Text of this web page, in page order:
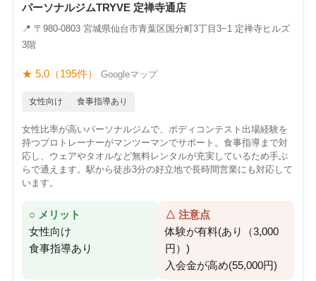
パーソナルジムTRYVE 定禅寺通店
📍 〒980-0803 宮城県仙台市青葉区国分町3丁目3−1 定禅寺ヒルズ
3階
★ 5.0（195件） Googleマップ
女性向け 食事指導あり
女性比率が高いパーソナルジムで、ボディコンテスト出場経験を
持つプロトレーナーがマンツーマンでサポート。食事指導まで対
応し、ウェアやタオルなど無料レンタルが充実しているため手ぶ
らで通えます。駅から徒歩3分の好立地で長時間営業にも対応して
います。
○ メリット
女性向け
食事指導あり
△ 注意点
体験が有料(あり（3,000
円）)
入会金が高め(55,000円)